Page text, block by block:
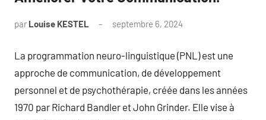
par Louise KESTEL septembre 6, 2024
La programmation neuro-linguistique (PNL) est une
approche de communication, de développement
personnel et de psychothérapie, créée dans les années
1970 par Richard Bandler et John Grinder. Elle vise à